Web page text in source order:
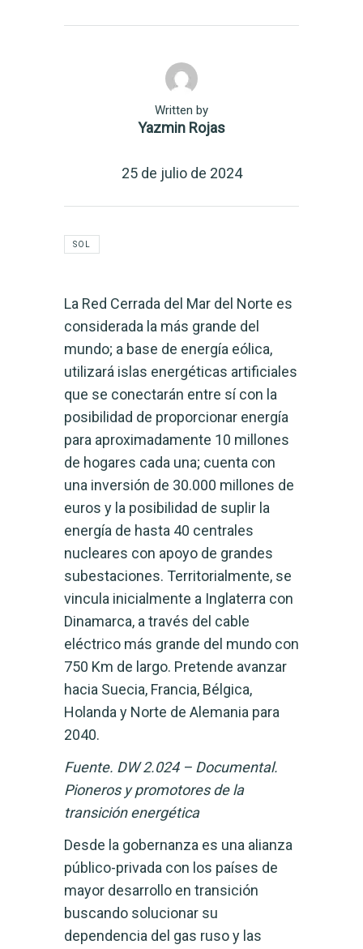
Written by
Yazmin Rojas
25 de julio de 2024
SOL
La Red Cerrada del Mar del Norte es
considerada la más grande del
mundo; a base de energía eólica,
utilizará islas energéticas artificiales
que se conectarán entre sí con la
posibilidad de proporcionar energía
para aproximadamente 10 millones
de hogares cada una; cuenta con
una inversión de 30.000 millones de
euros y la posibilidad de suplir la
energía de hasta 40 centrales
nucleares con apoyo de grandes
subestaciones. Territorialmente, se
vincula inicialmente a Inglaterra con
Dinamarca, a través del cable
eléctrico más grande del mundo con
750 Km de largo. Pretende avanzar
hacia Suecia, Francia, Bélgica,
Holanda y Norte de Alemania para
2040.
Fuente. DW 2.024 – Documental.
Pioneros y promotores de la
transición energética
Desde la gobernanza es una alianza
público-privada con los países de
mayor desarrollo en transición
buscando solucionar su
dependencia del gas ruso y las